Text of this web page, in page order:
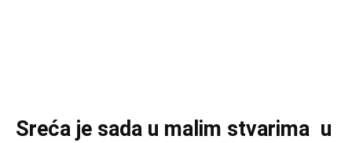
Sreća je sada u malim stvarima u